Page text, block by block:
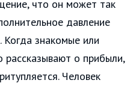
что он может так
давление
знакомые или
рассказывают о прибыли,
Человек